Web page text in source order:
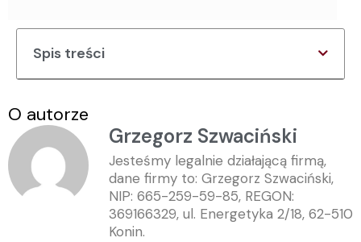
Spis treści
O autorze
Grzegorz Szwaciński
Jesteśmy legalnie działającą firmą,
dane firmy to: Grzegorz Szwaciński,
NIP: 665-259-59-85, REGON:
369166329, ul. Energetyka 2/18, 62-510
Konin.